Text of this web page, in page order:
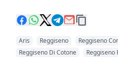
Aris Reggiseno
Reggiseno
Reggiseno Di Cotone
Reggiseno